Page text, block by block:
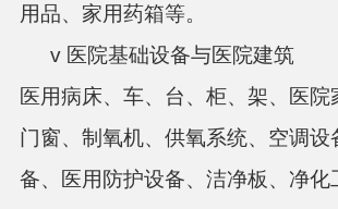
用品、家用药箱等。
v 医院基础设备与医院建筑
医用病床、车、台、柜、架、医院
门窗、制氧机、供氧系统、空调设
备、医用防护设备、洁净板、净化